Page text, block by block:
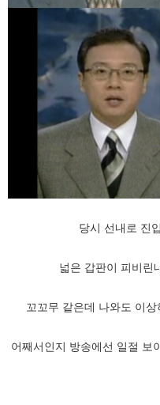
당시 선내로 진
넓은 갑판이 피비린
꼬꼬무 같은데 나와도 이
어째서인지 방송에선 일절 보